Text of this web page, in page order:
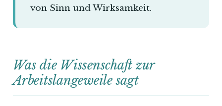
von Sinn und Wirksamkeit.
Was die Wissenschaft zur
Arbeitslangeweile sagt